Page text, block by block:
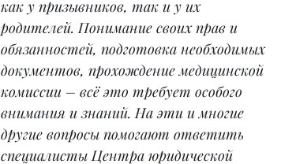
как у призывников, так и у их
родителей. Понимание своих прав и
обязанностей, подготовка необходимых
документов, прохождение медицинской
комиссии – всё это требует особого
внимания и знаний. На эти и многие
другие вопросы помогают ответить
специалисты Центра юридической